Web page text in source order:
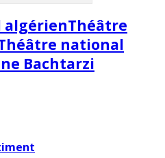
Théâtre
national
Bachtarzi